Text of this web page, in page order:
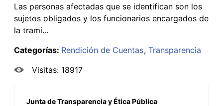
Las personas afectadas que se identifican son los
sujetos obligados y los funcionarios encargados de
la trami...
Categorías: Rendición de Cuentas Transparencia
Visitas: 18917
Junta de Transparencia y Ética Pública